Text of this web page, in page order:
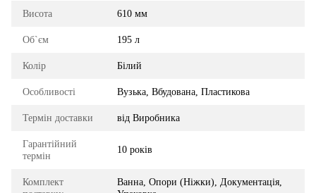
Висота 610 мм
Об`єм 195 л
Колір Білий
Особливості Вузька, Вбудована, Пластикова
Термін доставки від Виробника
Гарантійний
термін
10 років
Комплект
Ванна, Опори (Ніжки), Документація,